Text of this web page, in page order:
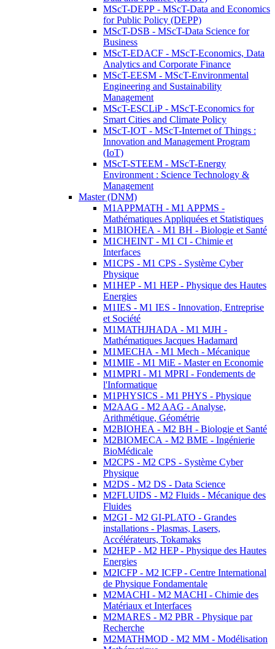
MScT-DEPP - MScT-Data and Economics
for Public Policy (DEPP)
MScT-DSB - MScT-Data Science for
Business
MScT-EDACF - MScT-Economics, Data
Analytics and Corporate Finance
MScT-EESM - MScT-Environmental
Engineering and Sustainability
Management
MScT-ESCLiP - MScT-Economics for
Smart Cities and Climate Policy
MScT-IOT - MScT-Internet of Things :
Innovation and Management Program
(IoT)
MScT-STEEM - MScT-Energy
Environment : Science Technology &
Management
Master (DNM)
M1APPMATH - M1 APPMS -
Mathématiques Appliquées et Statistiques
M1BIOHEA - M1 BH - Biologie et Santé
M1CHEINT - M1 CI - Chimie et
Interfaces
M1CPS - M1 CPS - Système Cyber
Physique
M1HEP - M1 HEP - Physique des Hautes
Energies
M1IES - M1 IES - Innovation, Entreprise
et Société
M1MATHJHADA - M1 MJH -
Mathématiques Jacques Hadamard
M1MECHA - M1 Mech - Mécanique
M1MIE - M1 MiE - Master en Economie
M1MPRI - M1 MPRI - Fondements de
l'Informatique
M1PHYSICS - M1 PHYS - Physique
M2AAG - M2 AAG - Analyse,
Arithmétique, Géométrie
M2BIOHEA - M2 BH - Biologie et Santé
M2BIOMECA - M2 BME - Ingénierie
BioMédicale
M2CPS - M2 CPS - Système Cyber
Physique
M2DS - M2 DS - Data Science
M2FLUIDS - M2 Fluids - Mécanique des
Fluides
M2GI - M2 GI-PLATO - Grandes
installations - Plasmas, Lasers,
Accélérateurs, Tokamaks
M2HEP - M2 HEP - Physique des Hautes
Energies
M2ICFP - M2 ICFP - Centre International
de Physique Fondamentale
M2MACHI - M2 MACHI - Chimie des
Matériaux et Interfaces
M2MARES - M2 PBR - Physique par
Recherche
M2MATHMOD - M2 MM - Modélisation